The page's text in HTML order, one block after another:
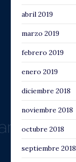
abril 2019
marzo 2019
febrero 2019
enero 2019
diciembre 2018
noviembre 2018
octubre 2018
septiembre 2018